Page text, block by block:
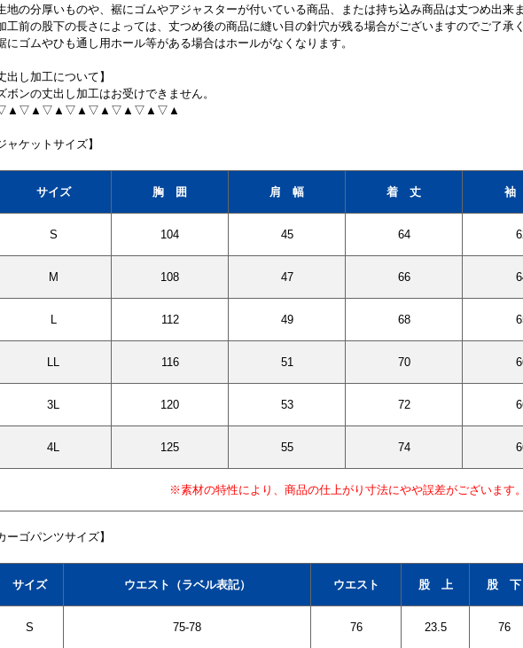
地の分厚いものや、裾にゴムやアジャスターが付いている商品、または持ち込み商品は丈つめ出来ま
工前の股下の長さによっては、丈つめ後の商品に縫い目の針穴が残る場合がございますのでご了承く
にゴムやひも通し用ホール等がある場合はホールがなくなります。
出し加工について】
ボンの丈出し加工はお受けできません。
ャケットサイズ】
サイズ 胸 囲 肩 幅 着 丈 袖
S 104 45 64
M 108 47 66
L 112 49 68
LL 116 51 70
3L 120 53 72
4L 125 55 74
※素材の特性により、商品の仕上がり寸法にやや誤差がございます。
ーゴパンツサイズ】
サイズ ウエスト（ラベル表記） ウエスト 股 上 股 下
S 75-78 76 23.5 76